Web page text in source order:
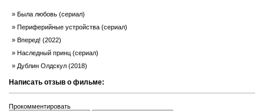
Была любовь (сериал)
Периферийные устройства (сериал)
Вперед! (2022)
Наследный принц (сериал)
Дублин Олдскул (2018)
Написать отзыв о фильме:
Прокомментировать